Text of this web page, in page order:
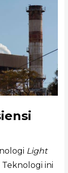
Light
Teknologi ini